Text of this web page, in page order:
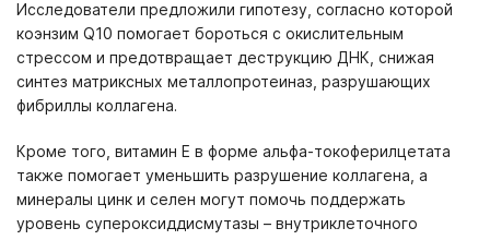
Исследователи предложили гипотезу, согласно которой
коэнзим Q10 помогает бороться с окислительным
стрессом и предотвращает деструкцию ДНК, снижая
синтез матриксных металлопротеиназ, разрушающих
фибриллы коллагена.
Кроме того, витамин Е в форме альфа-токоферилцетата
также помогает уменьшить разрушение коллагена, а
минералы цинк и селен могут помочь поддержать
уровень супероксиддисмутазы – внутриклеточного